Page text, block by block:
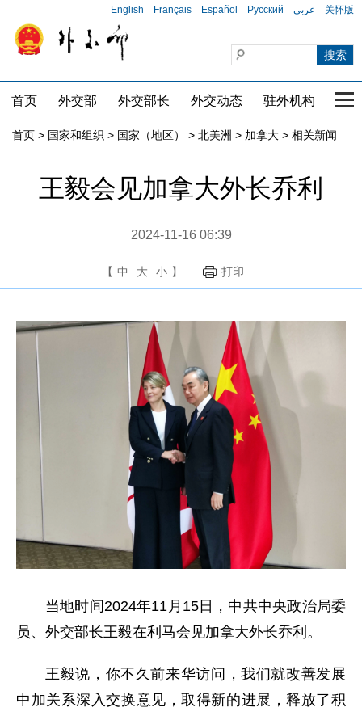
English Français Español Русский عربي 关怀版
首页 外交部 外交部长 外交动态 驻外机构 国
首页 > 国家和组织 > 国家（地区） > 北美洲 > 加拿大 > 相关新闻
王毅会见加拿大外长乔利
2024-11-16 06:39
【 中 大 小 】 打印
当地时间2024年11月15日，中共中央政治局委
员、外交部长王毅在利马会见加拿大外长乔利。
王毅说，你不久前来华访问，我们就改善发展
中加关系深入交换意见，取得新的进展，释放了积